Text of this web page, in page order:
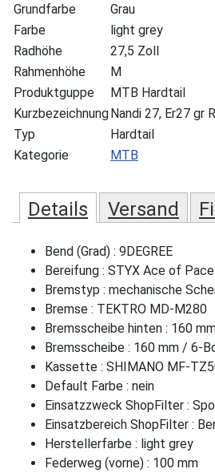
Grundfarbe
Grau
Farbe
light grey
Radhöhe
27,5 Zoll
Rahmenhöhe
M
Produktguppe
MTB Hardtail
KurzbezeichnungNandi 27, Er27 gr
Typ
Hardtail
Kategorie
MTB
Details Versand
Bend (Grad) : 9DEGREE
Bereifung : STYX Ace of Pace
Bremstyp : mechanische
Bremse : TEKTRO MD-M280
Bremsscheibe hinten : 160
Bremsscheibe : 160 mm / 6-
Kassette : SHIMANO MF-
Default Farbe : nein
Einsatzzweck ShopFilter :
Einsatzbereich ShopFilter :
Herstellerfarbe : light grey
Federweg (vorne) : 100 mm